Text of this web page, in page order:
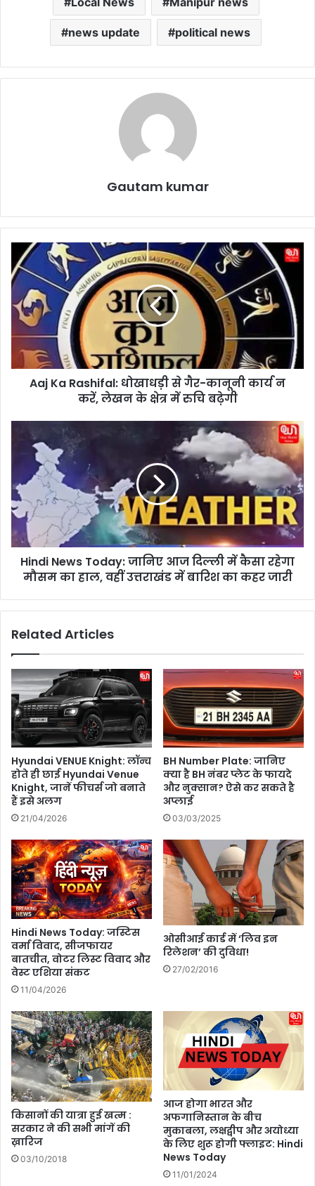
news update political news
Gautam kumar
a
j
a
a
h
ध
ड़ी
से
गै
नी
र्य
रें
,
ले
ख
न
के
क्षे
त्र
में
रु
चि
ब
ढ़े
गी
Aaj Ka Rashifal: धोखाधड़ी से गैर-कानूनी कार्य न
करें, लेखन के क्षेत्र में रुचि बढ़ेगी
i
N
e
w
s
:
ए
आ
ज
दि
ल्ली
कै
सा
र
हे
मौ
स
म
का
हा
ल
,
व
हीं
उ
त्त
खं
ड
में
बा
रि
श
का
क
ह
र
जा
Hindi News Today: जानिए आज दिल्ली में कैसा रहेगा
मौसम का हाल, वहीं उत्तराखंड में बारिश का कहर जारी
Related Articles
Hyundai VENUE Knight: लॉन्च
होते ही छाई Hyundai Venue
Knight, जानें फीचर्स जो बनाते
हैं इसे अलग
21/04/2026
BH Number Plate: जानिए
क्या है BH नंबर प्लेट के फायदे
और नुक्सान? ऐसे कर सकते है
अप्लाई
03/03/2025
Hindi News Today: जस्टिस
वर्मा विवाद, सीजफायर
बातचीत, वोटर लिस्ट विवाद और
वेस्ट एशिया संकट
11/04/2026
ओसीआई कार्ड में ‘लिव इन
रिलेशन’ की दुविधा!
27/02/2016
किसानों की यात्रा हुई खत्म :
सरकार ने की सभी मांगें की
ख़ारिज
03/10/2018
आज होगा भारत और
अफगानिस्तान के बीच
मुकाबला, लक्षद्वीप और अयोध्या
के लिए शुरू होगी फ्लाइट: Hindi
News Today
11/01/2024